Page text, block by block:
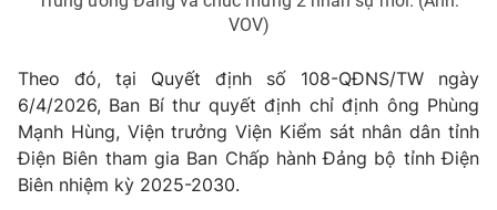
Photo Infographic
Video
VOV)
Theo đó, tại Quyết định số 108-QĐNS/TW ngày
6/4/2026, Ban Bí thư quyết định chỉ định ông Phùng
Mạnh Hùng, Viện trưởng Viện Kiểm sát nhân dân tỉnh
Điện Biên tham gia Ban Chấp hành Đảng bộ tỉnh Điện
Biên nhiệm kỳ 2025-2030.